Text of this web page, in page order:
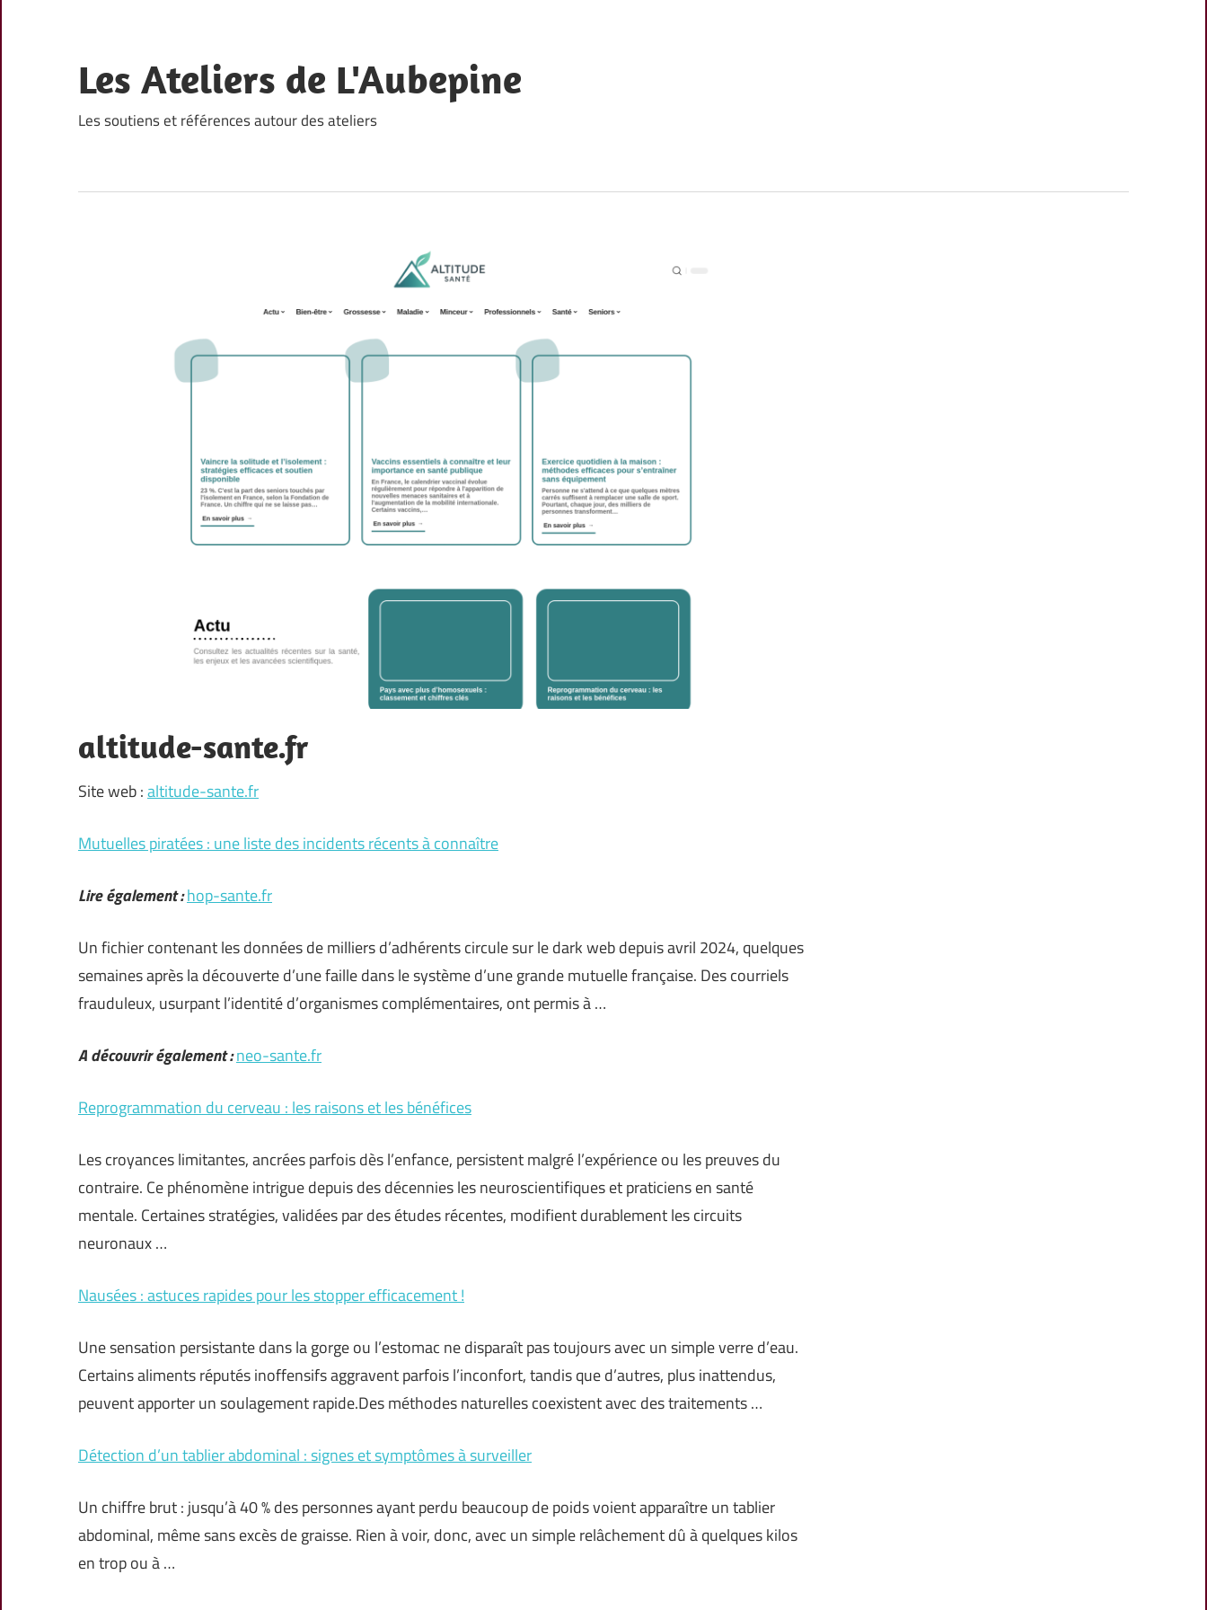
content
Les Ateliers de L'Aubepine
Les soutiens et références autour des ateliers
altitude-sante.fr
Site web :altitude-sante.fr
Mutuelles piratées : une liste des incidents récents à connaître
Lire également :hop-sante.fr
Un fichier contenant les données de milliers d’adhérents circule sur le dark web depuis avril 2024, quelques
semaines après la découverte d’une faille dans le système d’une grande mutuelle française. Des courriels
frauduleux, usurpant l’identité d’organismes complémentaires, ont permis à …
A découvrir également :neo-sante.fr
Reprogrammation du cerveau : les raisons et les bénéfices
Les croyances limitantes, ancrées parfois dès l’enfance, persistent malgré l’expérience ou les preuves du
contraire. Ce phénomène intrigue depuis des décennies les neuroscientifiques et praticiens en santé
mentale. Certaines stratégies, validées par des études récentes, modifient durablement les circuits
neuronaux …
Nausées : astuces rapides pour les stopper efficacement !
Une sensation persistante dans la gorge ou l’estomac ne disparaît pas toujours avec un simple verre d’eau.
Certains aliments réputés inoffensifs aggravent parfois l’inconfort, tandis que d’autres, plus inattendus,
peuvent apporter un soulagement rapide.Des méthodes naturelles coexistent avec des traitements …
Détection d’un tablier abdominal : signes et symptômes à surveiller
Un chiffre brut : jusqu’à 40 % des personnes ayant perdu beaucoup de poids voient apparaître un tablier
abdominal, même sans excès de graisse. Rien à voir, donc, avec un simple relâchement dû à quelques kilos
en trop ou à …